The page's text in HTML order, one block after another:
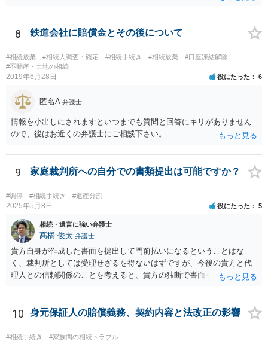
払い義務があります。
8 鉄道会社に賠償金とその後について
#相続放棄 #相続人調査・確定 #相続手続き #相続放棄
#口座凍結解除
#不動産・土地の相続
2019年6月28日 役にたった 6
匿名A 弁護士
情報を小出しにされますといつまでも質問と回答にキリがありません
ので、後はお近くの弁護士にご相談下さい。
9 家庭裁判所への自分での書類提出は可能ですか？
#調停 #相続手続き #遺産分割
2025年5月8日 役にたった 5
相続・遺言に強い弁護士
髙橋 俊太 弁護士
貴方自身が作成した書面を提出して門前払いになるということはな
く、裁判所としては受理せざるを得ないはずですが、今後の貴方と代
理人との信頼関係のことを考えると、貴方の独断で書面を提出したり
士が主張書面の提出を渋っているようですが、弁護士として提出の実
益がないと考えている可能性もあると思いますので、そのあたりも含
めて、弁護士見解を確認等するためによく打ち合わせた方がよいと思
います。単に面倒臭いということで書面提出をしないということであ
10 身元保証人の賠償義務、契約内容と法改正の影響
#相続手続き #家族間の相続トラブル